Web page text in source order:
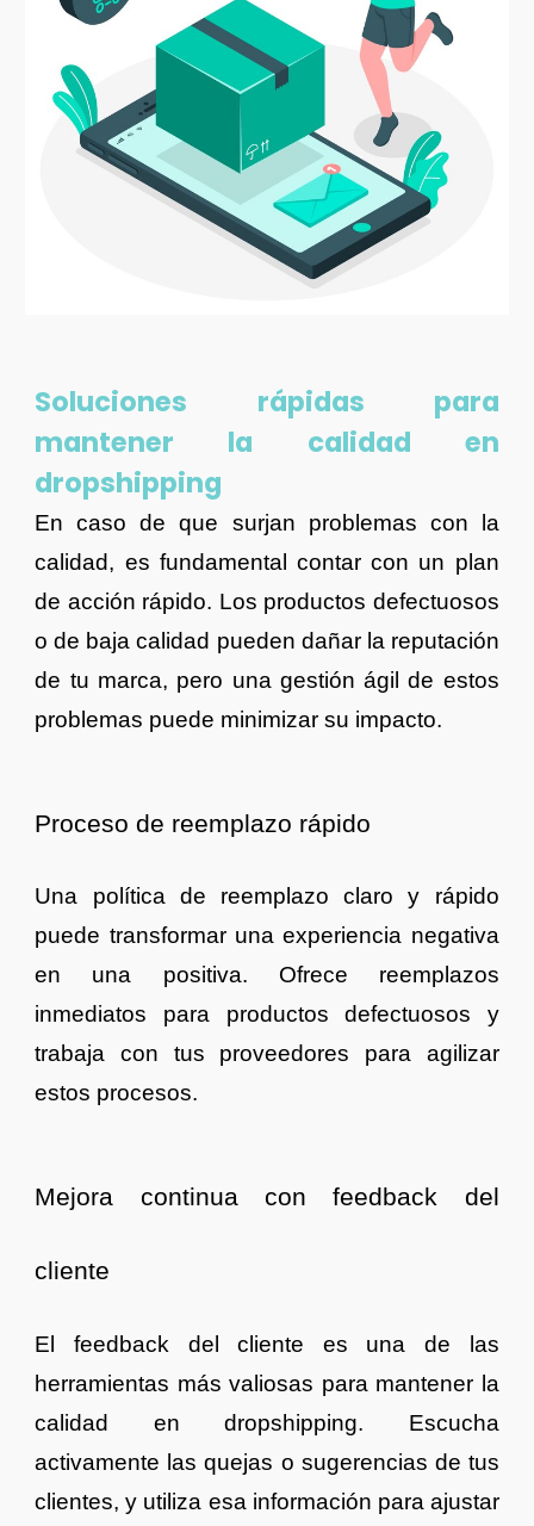
Soluciones rápidas para
mantener la calidad en
dropshipping
En caso de que surjan problemas con la
calidad, es fundamental contar con un plan
de acción rápido. Los productos defectuosos
o de baja calidad pueden dañar la reputación
de tu marca, pero una gestión ágil de estos
problemas puede minimizar su impacto.
Proceso de reemplazo rápido
Una política de reemplazo claro y rápido
puede transformar una experiencia negativa
en una positiva. Ofrece reemplazos
inmediatos para productos defectuosos y
trabaja con tus proveedores para agilizar
estos procesos.
Mejora continua con feedback del
cliente
El feedback del cliente es una de las
herramientas más valiosas para mantener la
calidad en dropshipping. Escucha
activamente las quejas o sugerencias de tus
clientes, y utiliza esa información para ajustar